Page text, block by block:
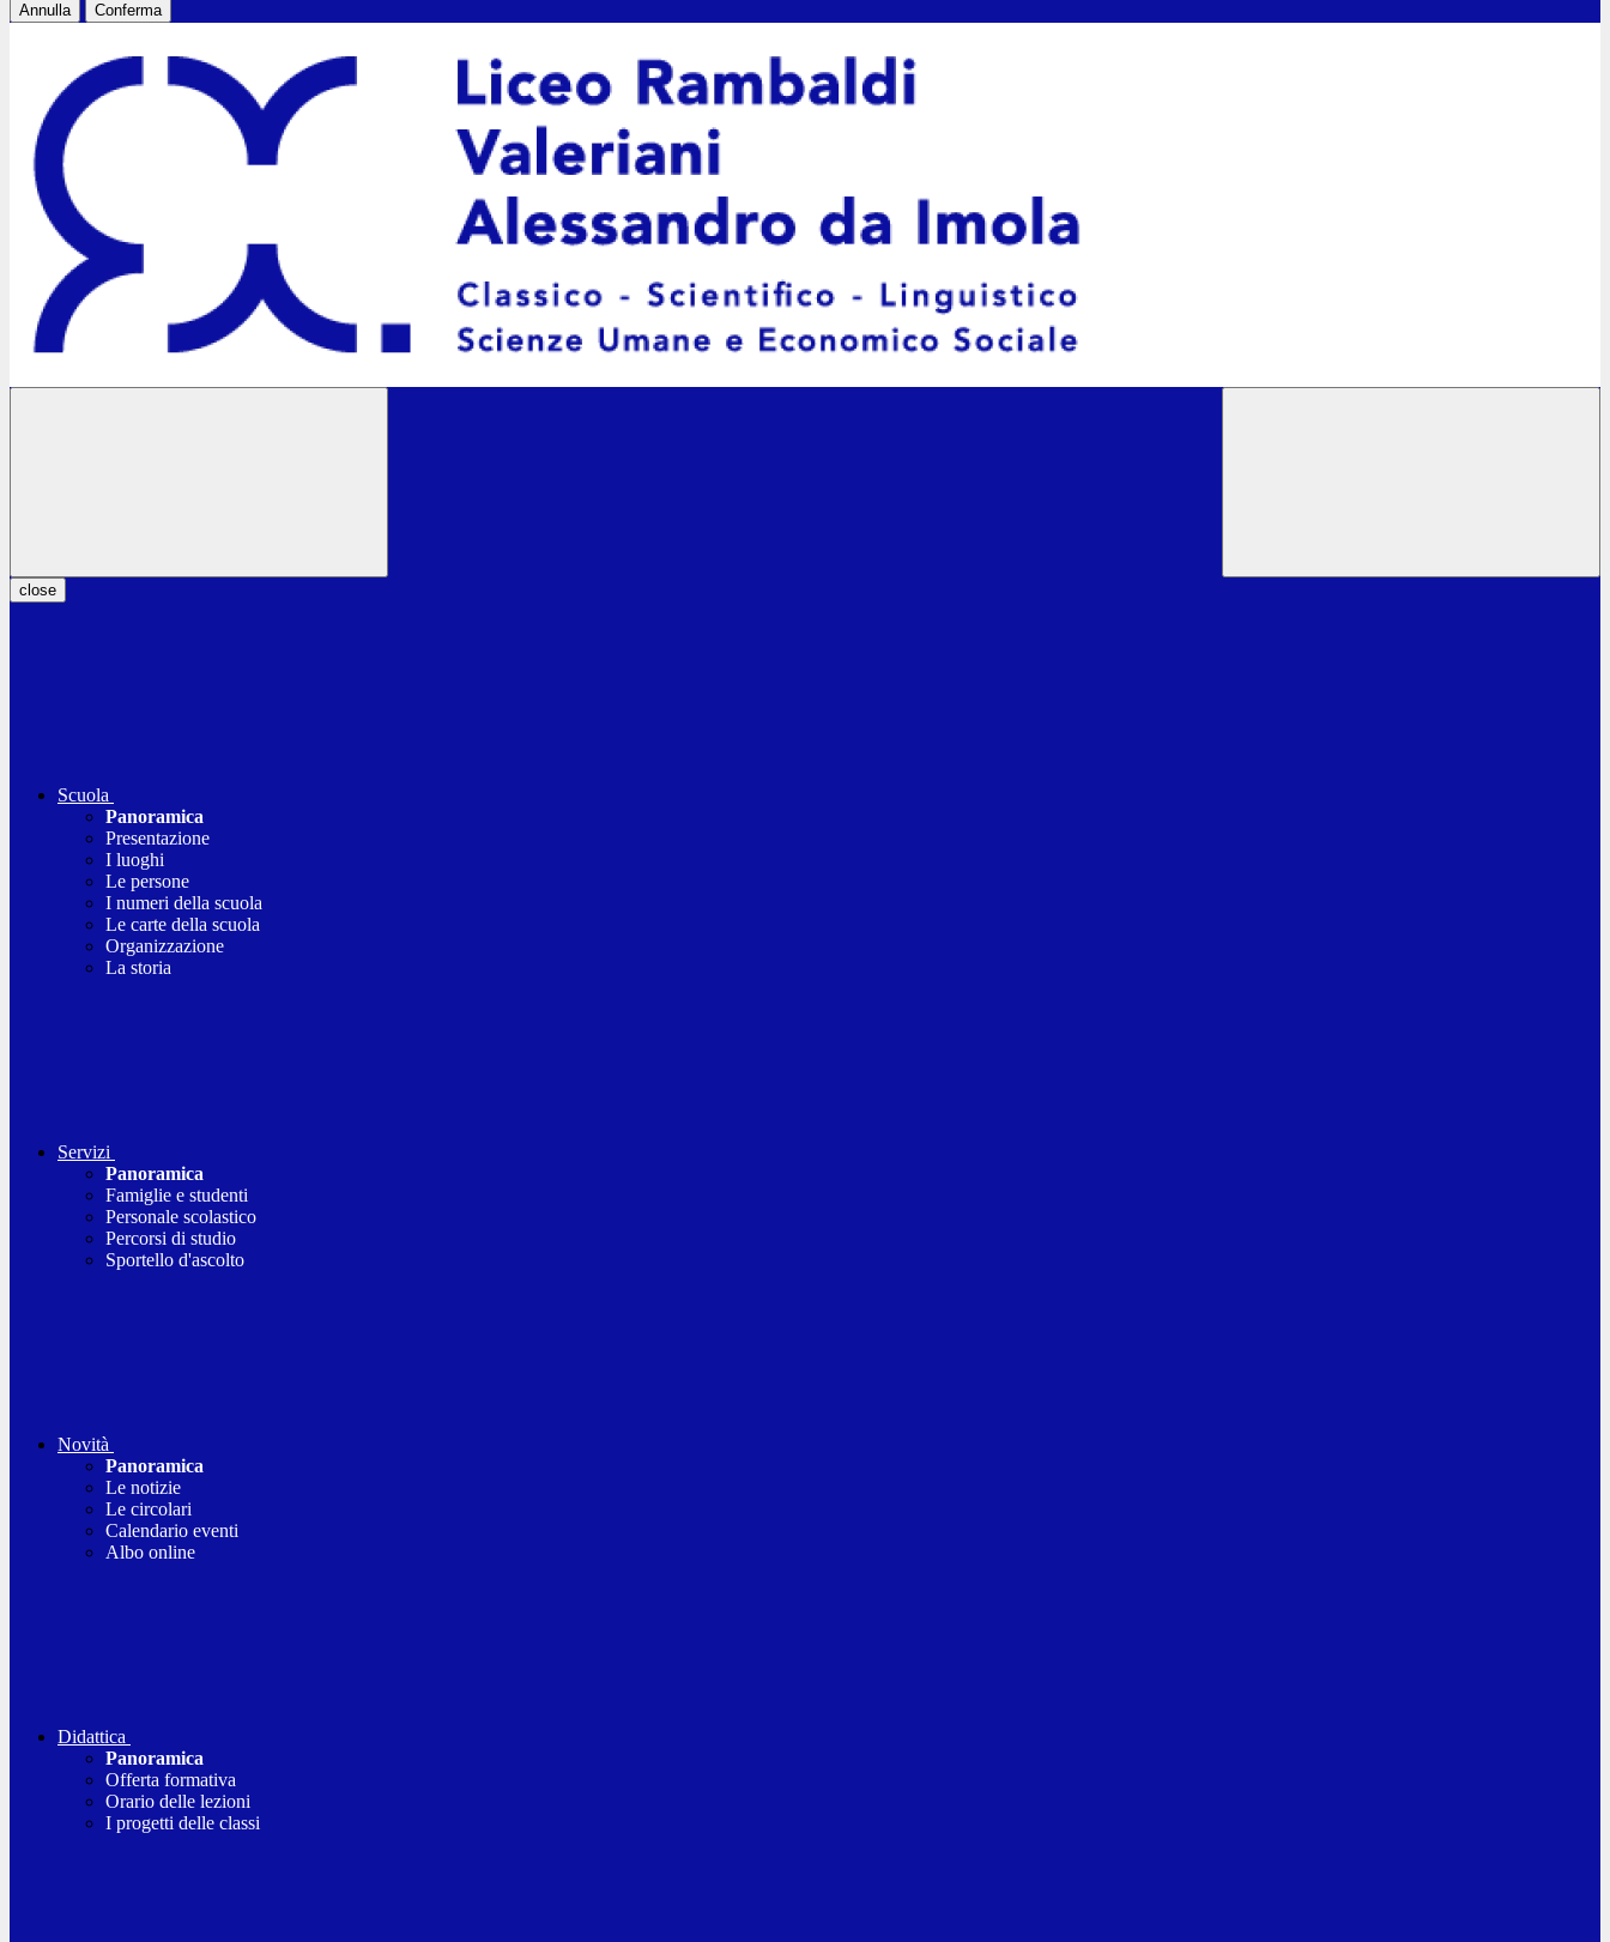
Annulla Conferma
close
Scuola
Panoramica
Presentazione
I luoghi
Le persone
I numeri della scuola
Le carte della scuola
Organizzazione
La storia
Servizi
Panoramica
Famiglie e studenti
Personale scolastico
Percorsi di studio
Sportello d'ascolto
Novità
Panoramica
Le notizie
Le circolari
Calendario eventi
Albo online
Didattica
Panoramica
Offerta formativa
Orario delle lezioni
I progetti delle classi